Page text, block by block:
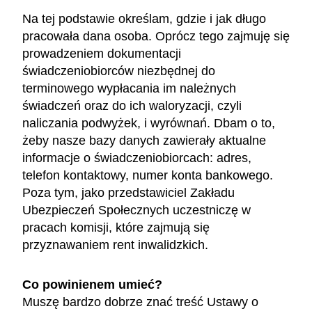
Na tej podstawie określam, gdzie i jak długo
pracowała dana osoba. Oprócz tego zajmuję się
prowadzeniem dokumentacji
świadczeniobiorców niezbędnej do
terminowego wypłacania im należnych
świadczeń oraz do ich waloryzacji, czyli
naliczania podwyżek, i wyrównań. Dbam o to,
żeby nasze bazy danych zawierały aktualne
informacje o świadczeniobiorcach: adres,
telefon kontaktowy, numer konta bankowego.
Poza tym, jako przedstawiciel Zakładu
Ubezpieczeń Społecznych uczestniczę w
pracach komisji, które zajmują się
przyznawaniem rent inwalidzkich.
Co powinienem umieć?
Muszę bardzo dobrze znać treść Ustawy o